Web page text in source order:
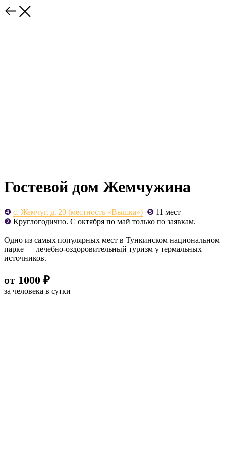
Гостевой дом Жемчужина
❹ с. Жемчуг, д. 20 (местность «Вышка») ❺ 11 мест
❷ Круглогодично. С октября по май только по заявкам.
Одно из самых популярных мест в Тункинском национальном
парке — лечебно-оздоровительный туризм у термальных
источников.
от 1000 ₽
за человека в сутки